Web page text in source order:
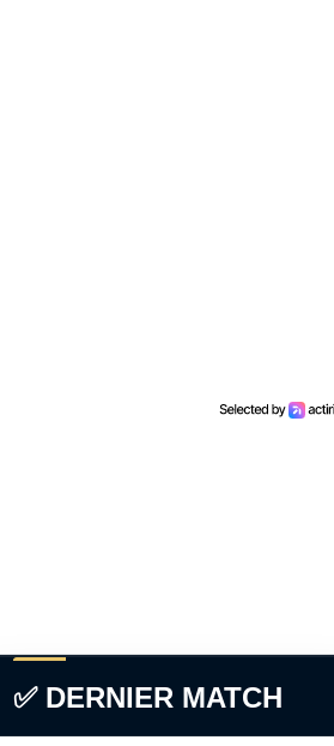
✅ DERNIER MATCH